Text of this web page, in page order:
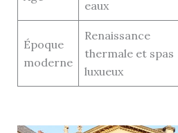
eaux
Époque
moderne
Renaissance
thermale et spas
luxueux